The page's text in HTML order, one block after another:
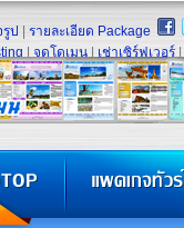
รูป
รายละเอียด Package
จดโดเมน เช่าเซิร์ฟเวอร์